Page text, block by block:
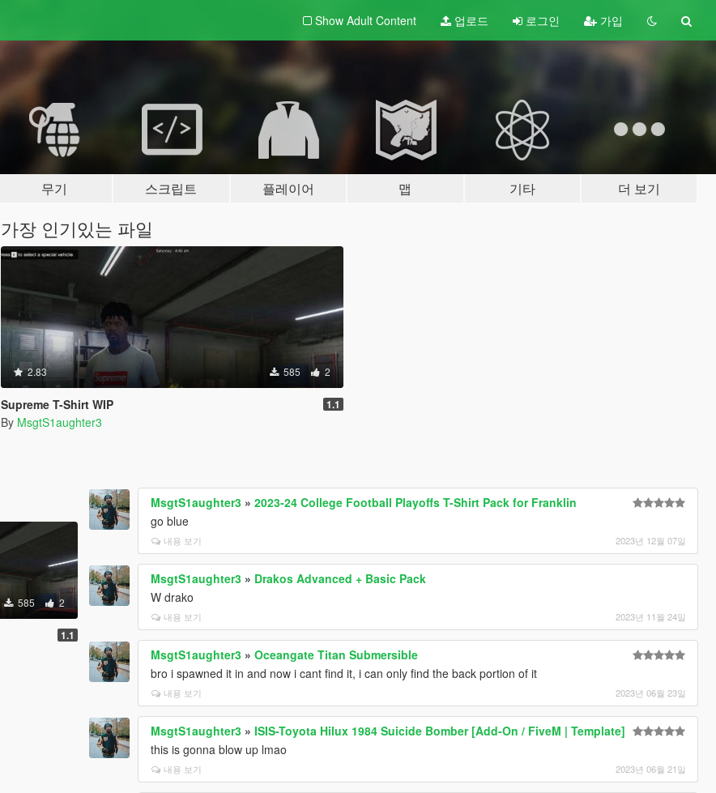
Show Adult Content 업로드 로그인 가입
무기 스크립트 플레이어 맵 기타 더 보기
가장 인기있는 파일
2.83 585 2
Supreme T-Shirt WIP 1.1
By MsgtS1aughter3
585 2
1.1
MsgtS1aughter3 »2023-24 College Football Playoffs T-Shirt Pack for Franklin
go blue
내용 보기 2023년 12월 07일
MsgtS1aughter3 » Drakos Advanced + Basic Pack
W drako
내용 보기 2023년 11월 24일
MsgtS1aughter3 »Oceangate Titan Submersible
bro i spawned it in and now i cant find it, i can only find the back portion of it
내용 보기 2023년 06월 23일
MsgtS1aughter3 »ISIS-Toyota Hilux 1984 Suicide Bomber [Add-On / FiveM | Template]
this is gonna blow up lmao
내용 보기 2023년 06월 21일